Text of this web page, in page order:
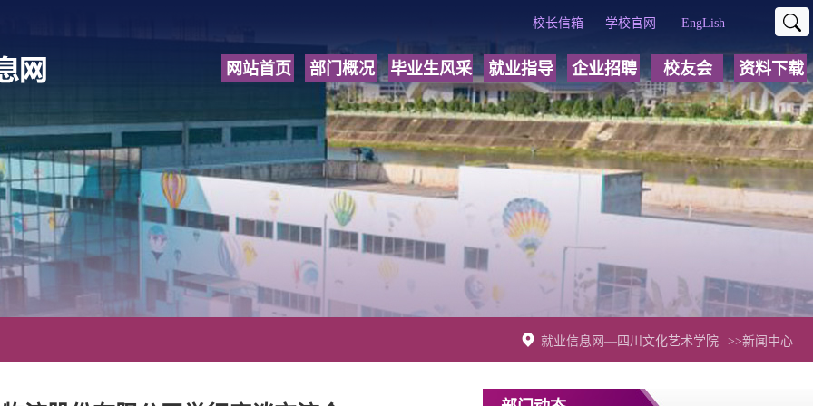
就业信息网—四川文化艺术学院 >>新闻中心
网站首页 部门概况 毕业生风采 就业指导 企业招聘 校友会 资料下载
校长信箱 学校官网 EngLish